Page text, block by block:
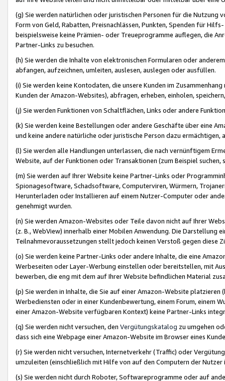
(g) Sie werden natürlichen oder juristischen Personen für die Nutzung
Form von Geld, Rabatten, Preisnachlässen, Punkten, Spenden für
beispielsweise keine Prämien- oder Treueprogramme auflegen, die
Partner-Links zu besuchen.
(h) Sie werden die Inhalte von elektronischen Formularen oder
abfangen, aufzeichnen, umleiten, auslesen, auslegen oder ausfüllen.
(i) Sie werden keine Kontodaten, die unsere Kunden im
Kunden der Amazon-Websites), abfragen, erheben, einholen,
(j) Sie werden Funktionen von Schaltflächen, Links oder andere
(k) Sie werden keine Bestellungen oder andere Geschäfte über eine
und keine andere natürliche oder juristische Person dazu
(l) Sie werden alle Handlungen unterlassen, die nach vernünftigem
Website, auf der Funktionen oder Transaktionen (zum Beispiel
(m) Sie werden auf Ihrer Website keine Partner-Links oder
Spionagesoftware, Schadsoftware, Computerviren, Würmern,
Herunterladen oder Installieren auf einem Nutzer-Computer oder
genehmigt wurden.
(n) Sie werden Amazon-Websites oder Teile davon nicht auf Ihrer
(z. B., WebView) innerhalb einer Mobilen Anwendung. Die Darstellung
Teilnahmevoraussetzungen stellt jedoch keinen Verstoß gegen diese
(o) Sie werden keine Partner-Links oder andere Inhalte, die eine
Werbeseiten oder Layer-Werbung einstellen oder bereitstellen, mit
bewerben, die eng mit dem auf Ihrer Website befindlichen Material
(p) Sie werden in Inhalte, die Sie auf einer Amazon-Website
Werbediensten oder in einer Kundenbewertung, einem Forum, einem
einer Amazon-Website verfügbaren Kontext) keine Partner-Links
(q) Sie werden nicht versuchen, den Vergütungskatalog zu umgehen
dass sich eine Webpage einer Amazon-Website im Browser eines
(r) Sie werden nicht versuchen, Internetverkehr (Traffic) oder
umzuleiten (einschließlich mit Hilfe von auf den Computern der
(s) Sie werden nicht durch Roboter, Softwareprogramme oder auf